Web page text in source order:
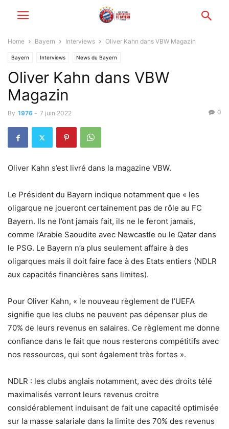
Home Bayern Interviews Oliver Kahn dans VBW Magazin
Bayern Interviews News du Bayern
Oliver Kahn dans VBW
Magazin
By 1976 - 7 juin 2022 0
Oliver Kahn s’est livré dans la magazine VBW.
Le Président du Bayern indique notamment que « les
oligarque ne joueront certainement pas de rôle au FC
Bayern. Ils ne l’ont jamais fait, ils ne le feront jamais,
comme l’Arabie Saoudite avec Newcastle ou le Qatar dans
le PSG. Le Bayern n’a plus seulement affaire à des
oligarques mais il doit faire face à des Etats entiers (NDLR
aux capacités financières sans limites).
Pour Oliver Kahn, « le nouveau règlement de l’UEFA
signifie que les clubs ne peuvent pas dépenser plus de
70% de leurs revenus en salaires. Ce règlement me donne
confiance dans le fait que nous resterons compétitifs avec
nos ressources, qui sont également très fortes ».
NDLR : les clubs anglais notamment, avec des droits télé
maximalisés verront leurs revenus croitre
considérablement induisant de fait une capacité optimisée
sur la masse salariale dans la limite des 70% des revenus